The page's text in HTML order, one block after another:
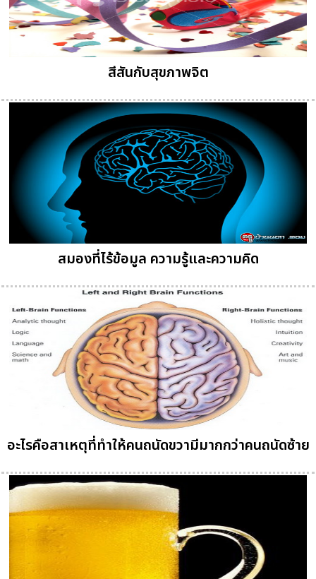
สีสันกับสุขภาพจิต
สมองที่ไร้ข้อมูล ความรู้และความคิด
อะไรคือสาเหตุที่ทำให้คนถนัดขวามีมากกว่าคนถนัดซ้าย